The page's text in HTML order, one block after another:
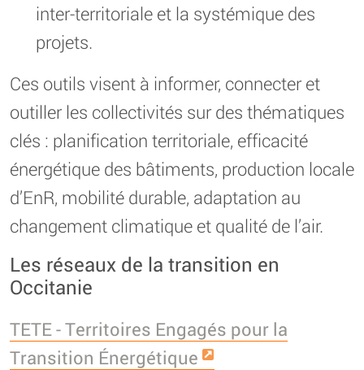
inter-territoriale et la systémique des
projets.
Ces outils visent à informer, connecter et
outiller les collectivités sur des thématiques
clés : planification territoriale, efficacité
énergétique des bâtiments, production locale
d’EnR, mobilité durable, adaptation au
changement climatique et qualité de l’air.
Les réseaux de la transition en
Occitanie
TETE - Territoires Engagés pour la
Transition Énergétique